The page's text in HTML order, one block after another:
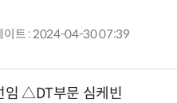
이트 : 2024-04-30 07:39
△DT부문 심케빈